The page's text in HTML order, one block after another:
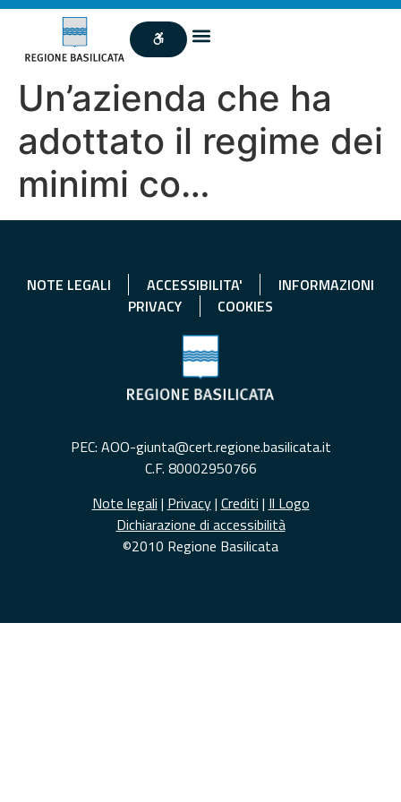
Un’azienda che ha
adottato il regime dei
minimi co…
NOTE LEGALI ACCESSIBILITA'
INFORMAZIONI
PRIVACY
COOKIES
PEC: AOO-giunta@cert.regione.basilicata.it
C.F. 80002950766
Note legali | Privacy| Crediti | Il Logo
Dichiarazione di accessibilità
©2010 Regione Basilicata